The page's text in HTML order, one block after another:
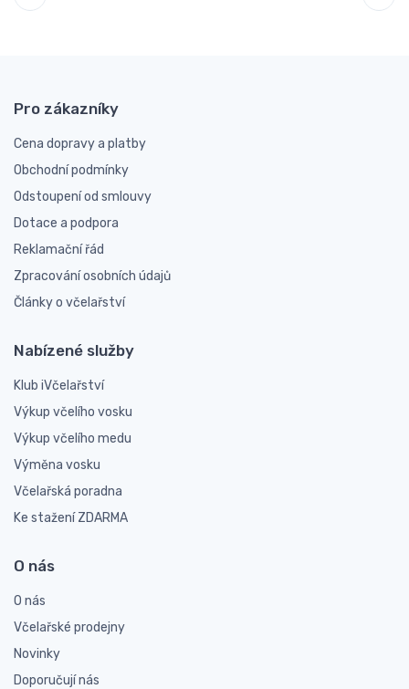
Pro zákazníky
Cena dopravy a platby
Obchodní podmínky
Odstoupení od smlouvy
Dotace a podpora
Reklamační řád
Zpracování osobních údajů
Články o včelařství
Nabízené služby
Klub iVčelařství
Výkup včelího vosku
Výkup včelího medu
Výměna vosku
Včelařská poradna
Ke stažení ZDARMA
O nás
O nás
Včelařské prodejny
Novinky
Doporučují nás